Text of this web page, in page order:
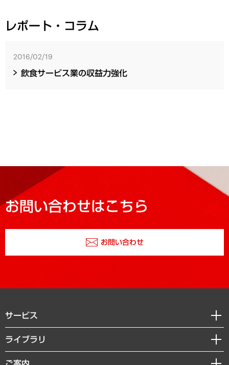
レポート・コラム
2016/02/19
飲食サービス業の収益力強化
お問い合わせはこちら
お問い合わせ
サービス
経営戦略
組織・人事戦略
ライブラリ
経済調査